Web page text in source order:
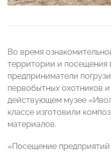
Во время
территории и посещения
предприниматели
первобытных охотников
действующем музее
классе изготовили
материалов.
«Посещение предприятий